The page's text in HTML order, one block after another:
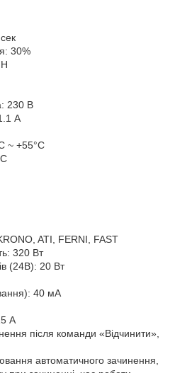
30%
230 В
А
~ +55°C
ATI, FERNI, FAST
320 Вт
(24В): 20 Вт
40 мА
А
після команди «Відчинити»,
автоматичного зачинення,